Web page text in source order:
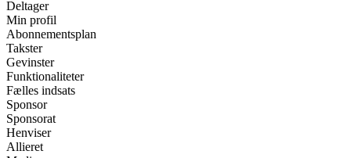
Deltager
Min profil
Abonnementsplan
Takster
Gevinster
Funktionaliteter
Fælles indsats
Sponsor
Sponsorat
Henviser
Allieret